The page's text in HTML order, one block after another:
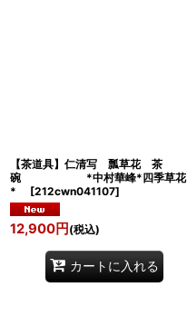
【茶道具】仁清写 瓢草花 茶
碗 *中村華峰*四季草花
*
[212cwn041107]
12,900円 (税込)
カートに入れる